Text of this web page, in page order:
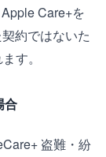
Care+を
約ではないた
す。
合
盗難・紛